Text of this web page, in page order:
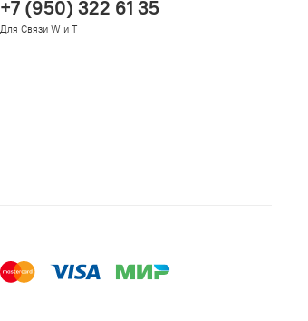
+7 (950) 322 61 35
Для Связи W и T